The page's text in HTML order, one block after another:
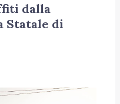
dalla
Statale di